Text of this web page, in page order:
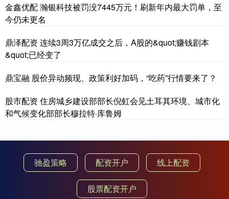
金鑫优配 瀚银科技被罚没7445万元！刷新年内最大罚单，至
今仍未更名
鼎泽配资 连续3周3万亿成交之后，A股的&quot;赚钱剧本
&quot;已经变了
鼎宝融 股价异动频现、政策利好加码，“吃药”行情要来了？
股市配资 住房城乡建设部部长倪虹会见土耳其环境、城市化
和气候变化部部长穆拉特·库鲁姆
驰盈策略 配资开户 线上配资
股票配资开户